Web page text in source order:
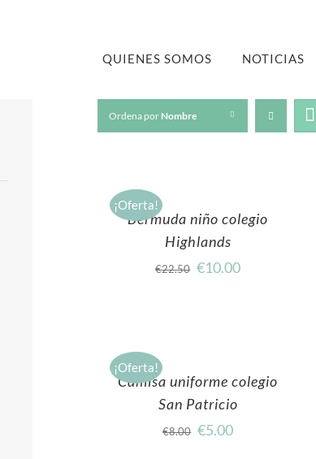
QUIENES SOMOS NOTICIAS
Ordena por Nombre
¡Oferta!
Bermuda niño colegio
Highlands
€22.50 €10.00
¡Oferta!
Camisa uniforme colegio
San Patricio
€8.00 €5.00